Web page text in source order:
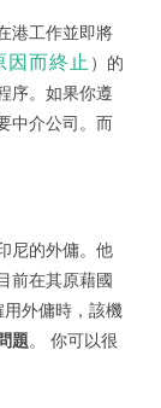
港工作並即將
因而終止）的
序。如果你遵
中介公司。而
尼的外傭。他
前在其原藉國
用外傭時，該機
題。 你可以很